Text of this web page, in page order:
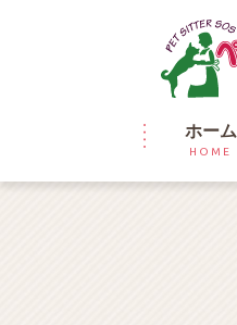
ホーム
HOME